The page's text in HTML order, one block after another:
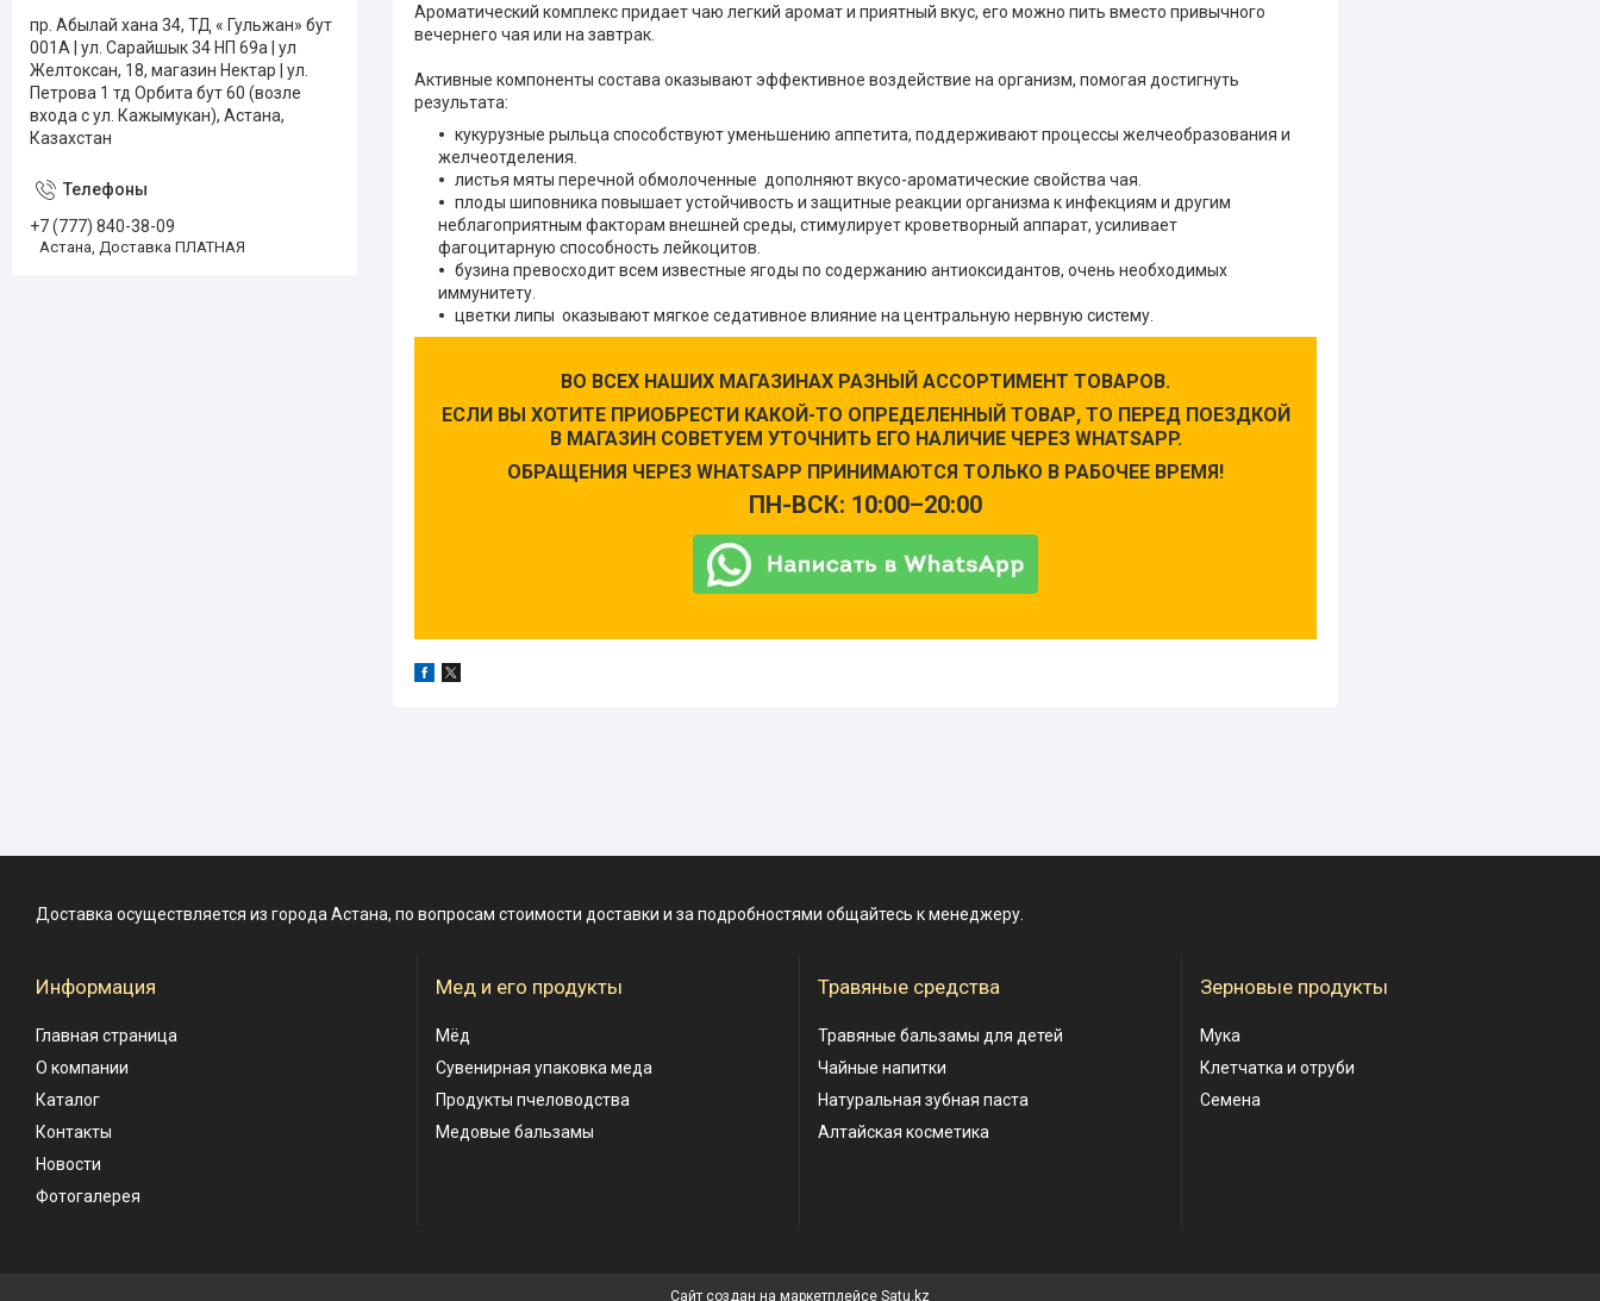
Ароматический комплекс придает чаю легкий аромат и приятный вкус, его можно пить вместо привычного
вечернего чая или на завтрак.
Активные компоненты состава оказывают эффективное воздействие на организм, помогая достигнуть
результата:
кукурузные рыльца способствуют уменьшению аппетита, поддерживают процессы желчеобразования и
желчеотделения.
листья мяты перечной обмолоченные дополняют вкусо-ароматические свойства чая.
плоды шиповника повышает устойчивость и защитные реакции организма к инфекциям и другим
неблагоприятным факторам внешней среды, стимулирует кроветворный аппарат, усиливает
фагоцитарную способность лейкоцитов.
бузина превосходит всем известные ягоды по содержанию антиоксидантов, очень необходимых
иммунитету.
цветки липы оказывают мягкое седативное влияние на центральную нервную систему.
ВО ВСЕХ НАШИХ МАГАЗИНАХ РАЗНЫЙ АССОРТИМЕНТ ТОВАРОВ.
ЕСЛИ ВЫ ХОТИТЕ ПРИОБРЕСТИ КАКОЙ-ТО ОПРЕДЕЛЕННЫЙ ТОВАР, ТО ПЕРЕД ПОЕЗДКОЙ
В МАГАЗИН СОВЕТУЕМ УТОЧНИТЬ ЕГО НАЛИЧИЕ ЧЕРЕЗ WHATSAPP.
ОБРАЩЕНИЯ ЧЕРЕЗ WHATSAPP ПРИНИМАЮТСЯ ТОЛЬКО В РАБОЧЕЕ ВРЕМЯ!
ПН-ВСК: 10:00–20:00
пр. Абылай хана 34, ТД « Гульжан» бут
001А | ул. Сарайшык 34 НП 69а | ул
Желтоксан, 18, магазин Нектар | ул.
Петрова 1 тд Орбита бут 60 (возле
входа с ул. Кажымукан), Астана,
Казахстан
+7 (777) 840-38-09
Астана, Доставка ПЛАТНАЯ
Доставка осуществляется из города Астана, по вопросам стоимости доставки и за подробностями общайтесь к менеджеру.
Информация
Главная страница
О компании
Каталог
Контакты
Новости
Фотогалерея
Мед и его продукты
Мёд
Сувенирная упаковка меда
Продукты пчеловодства
Медовые бальзамы
Травяные средства
Травяные бальзамы для детей
Чайные напитки
Натуральная зубная паста
Алтайская косметика
Зерновые продукты
Мука
Клетчатка и отруби
Семена
Сайт создан на маркетплейсе Satu.kz